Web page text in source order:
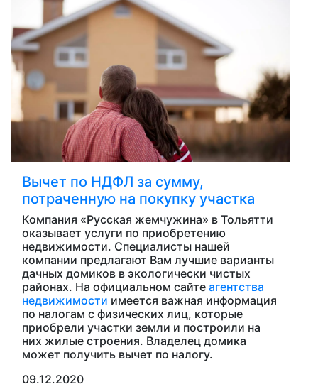
Вычет по НДФЛ за сумму,
потраченную на покупку участка
Компания «Русская жемчужина» в Тольятти
оказывает услуги по приобретению
недвижимости. Специалисты нашей
компании предлагают Вам лучшие варианты
дачных домиков в экологически чистых
районах. На официальном сайте агентства
недвижимости имеется важная информация
по налогам с физических лиц, которые
приобрели участки земли и построили на
них жилые строения. Владелец домика
может получить вычет по налогу.
09.12.2020